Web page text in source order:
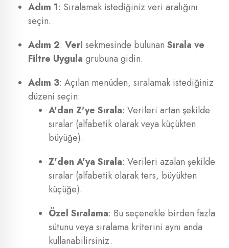
Adım 1: Sıralamak istediğiniz veri aralığını
seçin.
Adım 2: Veri sekmesinde bulunan Sırala ve
Filtre Uygula grubuna gidin.
Adım 3: Açılan menüden, sıralamak istediğiniz
düzeni seçin:
A'dan Z'ye Sırala: Verileri artan şekilde
sıralar (alfabetik olarak veya küçükten
büyüğe).
Z'den A'ya Sırala: Verileri azalan şekilde
sıralar (alfabetik olarak ters, büyükten
küçüğe).
Özel Sıralama: Bu seçenekle birden fazla
sütunu veya sıralama kriterini aynı anda
kullanabilirsiniz.